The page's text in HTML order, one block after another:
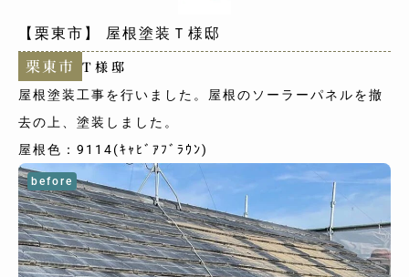
【栗東市】 屋根塗装Ｔ様邸
栗東市 T様邸
屋根塗装工事を行いました。屋根のソーラーパネルを撤
去の上、塗装しました。
屋根色：9114(ｷｬﾋﾞｱﾌﾞﾗｳﾝ)
before